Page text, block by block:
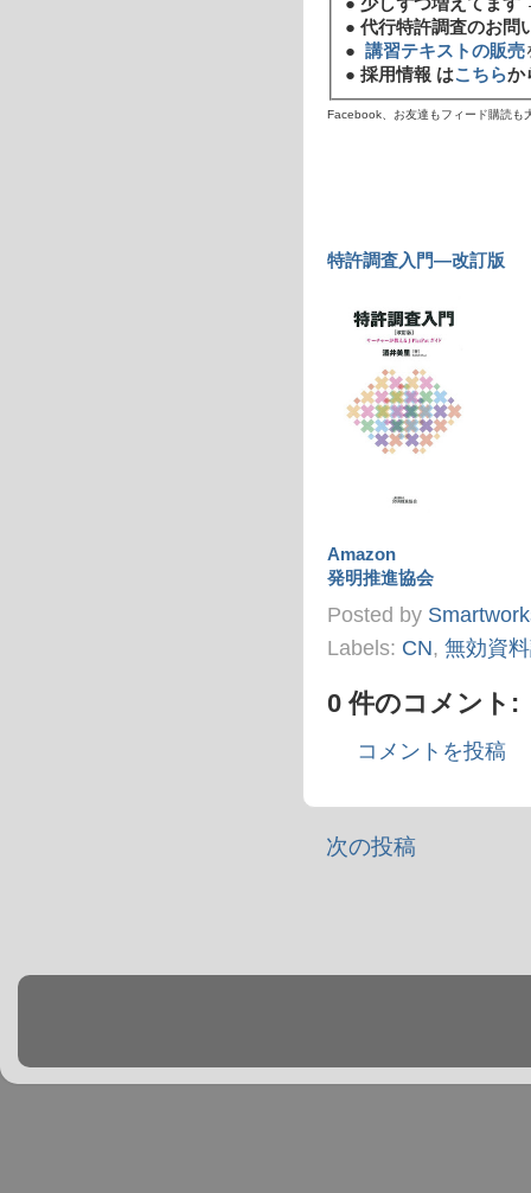
● 少しずつ増えてま
●代行特許調査のお問
●講習テキストの販売
●採用情報 はこちらか
Facebook、お友達もフィード購読も
特許調査入門―改訂版
Amazon
発明推進協会
Posted by
Labels: CN, 無効資
0 件のコメント:
コメントを投稿
次の投稿